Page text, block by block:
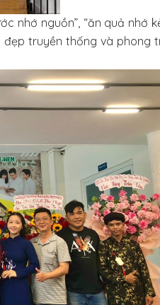
nhớ nguồn”, “ăn quả nhớ
truyền thống và phong